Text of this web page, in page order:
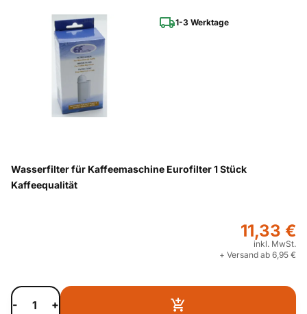
1-3 Werktage
Wasserfilter für Kaffeemaschine Eurofilter 1 Stück
Kaffeequalität
11,33 €
inkl. MwSt.
+ Versand ab 6,95 €
- +